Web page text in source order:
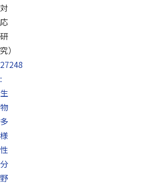
対
応
研
究）
27248
:
生
物
多
様
性
分
野